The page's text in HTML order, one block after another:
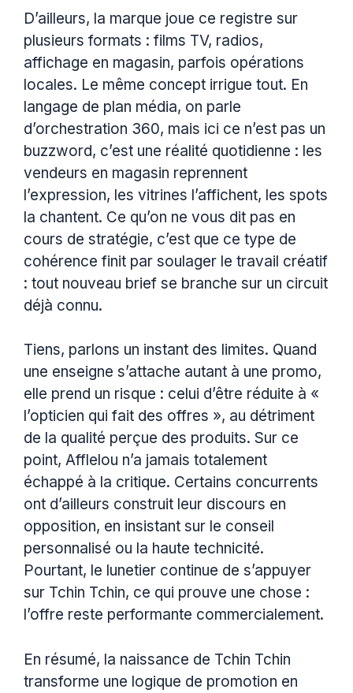
D’ailleurs, la marque joue ce registre sur
plusieurs formats : films TV, radios,
affichage en magasin, parfois opérations
locales. Le même concept irrigue tout. En
langage de plan média, on parle
d’orchestration 360, mais ici ce n’est pas un
buzzword, c’est une réalité quotidienne : les
vendeurs en magasin reprennent
l’expression, les vitrines l’affichent, les spots
la chantent. Ce qu’on ne vous dit pas en
cours de stratégie, c’est que ce type de
cohérence finit par soulager le travail créatif
: tout nouveau brief se branche sur un circuit
déjà connu.
Tiens, parlons un instant des limites. Quand
une enseigne s’attache autant à une promo,
elle prend un risque : celui d’être réduite à «
l’opticien qui fait des offres », au détriment
de la qualité perçue des produits. Sur ce
point, Afflelou n’a jamais totalement
échappé à la critique. Certains concurrents
ont d’ailleurs construit leur discours en
opposition, en insistant sur le conseil
personnalisé ou la haute technicité.
Pourtant, le lunetier continue de s’appuyer
sur Tchin Tchin, ce qui prouve une chose :
l’offre reste performante commercialement.
En résumé, la naissance de Tchin Tchin
transforme une logique de promotion en